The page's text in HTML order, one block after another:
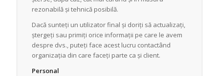
rezonabilă și tehnică posibilă.
Dacă sunteți un utilizator final și doriți să actualizați,
ștergeți sau primiți orice informații pe care le avem
despre dvs., puteți face acest lucru contactând
organizația din care faceți parte ca și client.
Personal